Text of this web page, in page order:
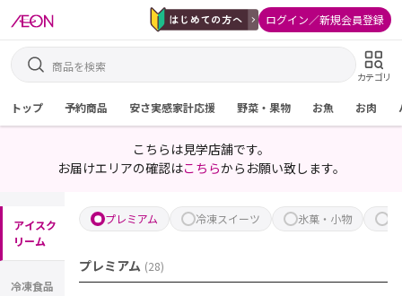
ログイン／新規会員登録
カテゴリ
トップ 予約商品 安さ実感家計応援 野菜・果物 お魚 お肉
こちらは見学店舗です。
お届けエリアの確認はこちらからお願い致します。
アイスク
リーム
冷凍食品
プレミアム 冷凍スイーツ 氷菓・小物
プレミアム (28)